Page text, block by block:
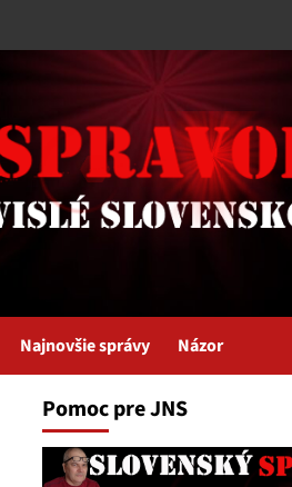
Najnovšie správy Názor
Pomoc pre JNS